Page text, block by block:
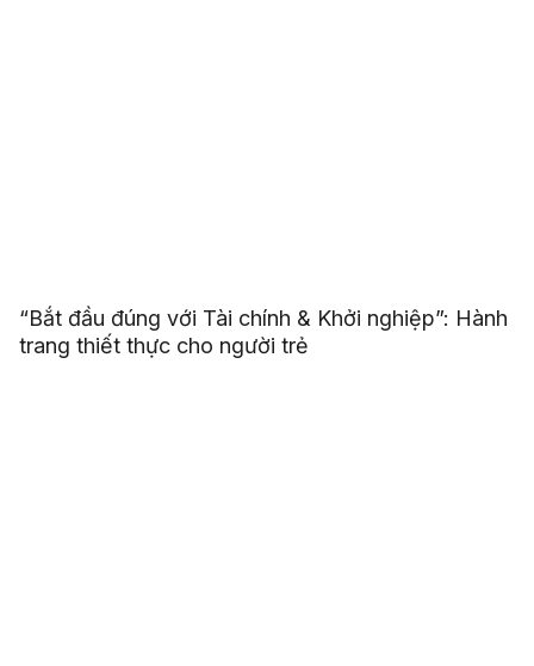
“Bắt đầu đúng với Tài chính & Khởi nghiệp”: Hành
trang thiết thực cho người trẻ